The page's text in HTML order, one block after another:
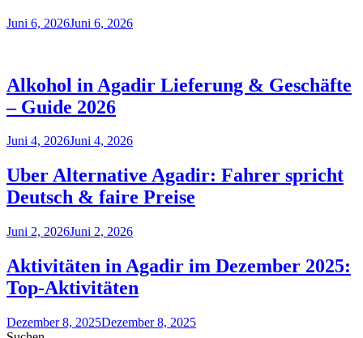
Juni 6, 2026Juni 6, 2026
Alkohol in Agadir Lieferung & Geschäfte
– Guide 2026
Juni 4, 2026Juni 4, 2026
Uber Alternative Agadir: Fahrer spricht
Deutsch & faire Preise
Juni 2, 2026Juni 2, 2026
Aktivitäten in Agadir im Dezember 2025:
Top‑Aktivitäten
Dezember 8, 2025Dezember 8, 2025